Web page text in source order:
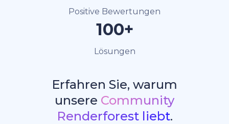
Positive Bewertungen
100+
Lösungen
Erfahren Sie, warum
unsere Community
Renderforest liebt.